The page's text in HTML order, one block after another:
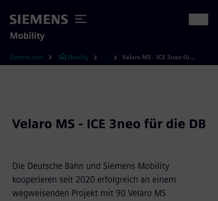
Mobility
Siemens.com Mobility Velaro MS - ICE 3neo für die DB
Velaro MS - ICE 3neo für die DB
Die Deutsche Bahn und Siemens Mobility
kooperieren seit 2020 erfolgreich an einem
wegweisenden Projekt mit 90 Velaro MS